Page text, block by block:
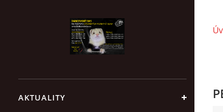
AKTUALITY